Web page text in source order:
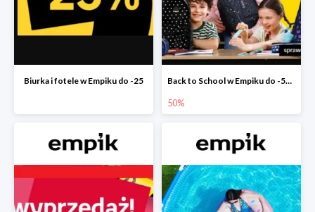
Biurka i fotele w Empiku do -25 Back to School w Empiku do -50%
50%